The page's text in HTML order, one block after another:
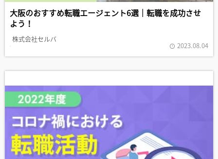
大阪のおすすめ転職エージェント6選｜転職を成功させ
よう！
2023.08.04
株式会社セルバ